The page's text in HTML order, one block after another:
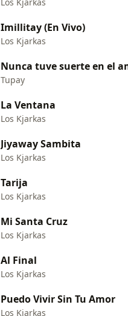
Imillitay (En Vivo)
Los Kjarkas
Nunca tuve suerte en el
Tupay
La Ventana
Los Kjarkas
Jiyaway Sambita
Los Kjarkas
Tarija
Los Kjarkas
Mi Santa Cruz
Los Kjarkas
Al Final
Los Kjarkas
Puedo Vivir Sin Tu Amor
Los Kjarkas